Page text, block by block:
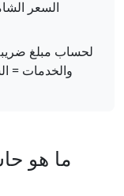
لحساب مبلغ
والخدمات =
ما هو